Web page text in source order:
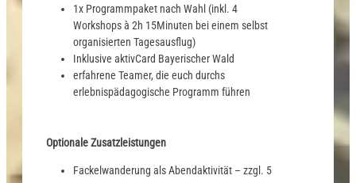
1x Programmpaket nach Wahl (inkl. 4
Workshops à 2h 15Minuten bei einem selbst
organisierten Tagesausflug)
Inklusive aktivCard Bayerischer Wald
erfahrene Teamer, die euch durchs
erlebnispädagogische Programm führen
Optionale Zusatzleistungen
Fackelwanderung als Abendaktivität – zzgl. 5